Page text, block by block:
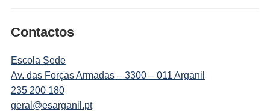
Contactos
Escola Sede
Av. das Forças Armadas – 3300 – 011 Arganil
235 200 180
geral@esarganil.pt